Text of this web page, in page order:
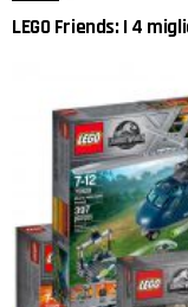
LEGO Friends: I 4